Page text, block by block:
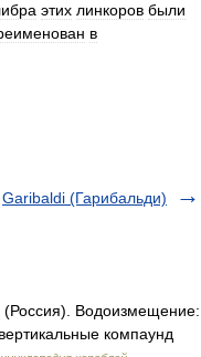
этих линкоров были
в
Garibaldi (Гарибальди)
(Россия). Водоизмещение:
компаунд